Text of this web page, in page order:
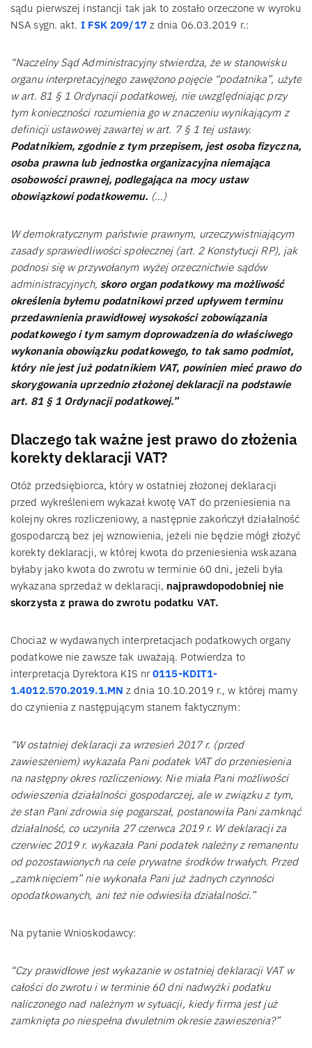
sądu pierwszej instancji tak jak to zostało orzeczone w wyroku
NSA sygn. akt. I FSK 209/17z dnia 06.03.2019 r.:
“Naczelny Sąd Administracyjny stwierdza, że w stanowisku
organu interpretacyjnego zawężono pojęcie “podatnika”, użyte
w art. 81 § 1 Ordynacji podatkowej, nie uwzględniając przy
tym konieczności rozumienia go w znaczeniu wynikającym z
definicji ustawowej zawartej w art. 7 § 1 tej ustawy.
Podatnikiem, zgodnie z tym przepisem, jest osoba fizyczna,
osoba prawna lub jednostka organizacyjna niemająca
osobowości prawnej, podlegająca na mocy ustaw
obowiązkowi podatkowemu. (…)
W demokratycznym państwie prawnym, urzeczywistniającym
zasady sprawiedliwości społecznej (art. 2 Konstytucji RP), jak
podnosi się w przywołanym wyżej orzecznictwie sądów
administracyjnych, skoro organ podatkowy ma możliwość
określenia byłemu podatnikowi przed upływem terminu
przedawnienia prawidłowej wysokości zobowiązania
podatkowego i tym samym doprowadzenia do właściwego
wykonania obowiązku podatkowego, to tak samo podmiot,
który nie jest już podatnikiem VAT, powinien mieć prawo do
skorygowania uprzednio złożonej deklaracji na podstawie
art. 81 § 1 Ordynacji podatkowej.”
Dlaczego tak ważne jest prawo do złożenia
korekty deklaracji VAT?
Otóż przedsiębiorca, który w ostatniej złożonej deklaracji
przed wykreśleniem wykazał kwotę VAT do przeniesienia na
kolejny okres rozliczeniowy, a następnie zakończył działalność
gospodarczą bez jej wznowienia, jeżeli nie będzie mógł złożyć
korekty deklaracji, w której kwota do przeniesienia wskazana
byłaby jako kwota do zwrotu w terminie 60 dni, jeżeli była
wykazana sprzedaż w deklaracji, najprawdopodobniej nie
skorzysta z prawa do zwrotu podatku VAT.
Chociaż w wydawanych interpretacjach podatkowych organy
podatkowe nie zawsze tak uważają. Potwierdza to
interpretacja Dyrektora KIS nr0115-KDIT1-
1.4012.570.2019.1.MN z dnia 10.10.2019 r., w której mamy
do czynienia z następującym stanem faktycznym:
“W ostatniej deklaracji za wrzesień 2017 r. (przed
zawieszeniem) wykazała Pani podatek VAT do przeniesienia
na następny okres rozliczeniowy. Nie miała Pani możliwości
odwieszenia działalności gospodarczej, ale w związku z tym,
że stan Pani zdrowia się pogarszał, postanowiła Pani zamknąć
działalność, co uczyniła 27 czerwca 2019 r. W deklaracji za
czerwiec 2019 r. wykazała Pani podatek należny z remanentu
od pozostawionych na cele prywatne środków trwałych. Przed
„zamknięciem” nie wykonała Pani już żadnych czynności
opodatkowanych, ani też nie odwiesiła działalności.”
Na pytanie Wnioskodawcy:
“Czy prawidłowe jest wykazanie w ostatniej deklaracji VAT w
całości do zwrotu i w terminie 60 dni nadwyżki podatku
naliczonego nad należnym w sytuacji, kiedy firma jest już
zamknięta po niespełna dwuletnim okresie zawieszenia?”